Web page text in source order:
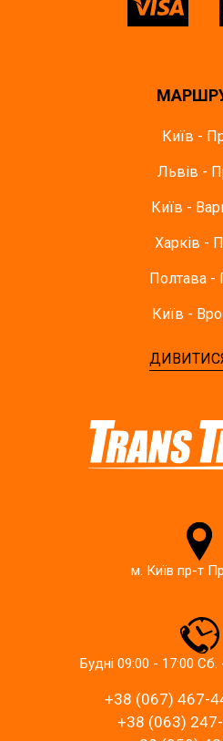
Київ -
Львів -
Київ -
Харків -
Полтава -
Київ -
м. Київ пр-т
Будні 09:00 - 17:00 Сб.
+38 (067) 467-
+38 (063)